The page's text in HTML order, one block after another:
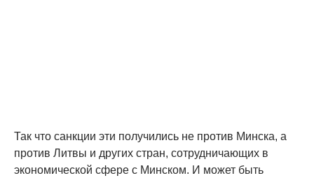
Так что санкции эти получились не против Минска, а
против Литвы и других стран, сотрудничающих в
экономической сфере с Минском. И может быть